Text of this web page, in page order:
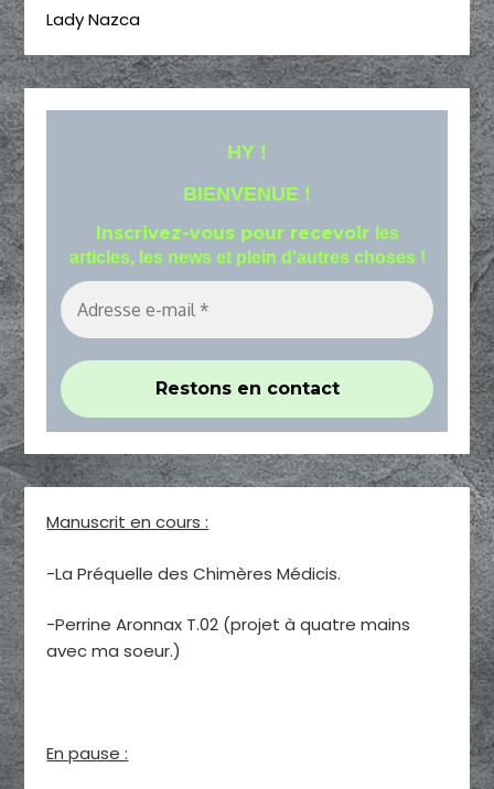
Lady Nazca
HY !
BIENVENUE !
Inscrivez-vous pour recevoir les
articles, les news et plein d'autres choses !
Manuscrit en cours :
-La Préquelle des Chimères Médicis.
-Perrine Aronnax T.02 (projet à quatre mains
avec ma soeur.)
En pause :